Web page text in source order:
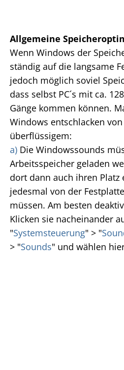
Allgemeine
Wenn Windows der
ständig auf die langsame
jedoch möglich soviel
dass selbst PC´s mit ca.
Gänge kommen können.
Windows entschlacken
überflüssigem:
a) Die Windowssounds
Arbeitsspeicher geladen
dort dann auch ihren
jedesmal von der
müssen. Am besten
Klicken sie nacheinander
"Systemsteuerung" > "
> "Sounds" und wählen